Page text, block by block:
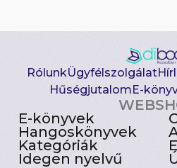
RólunkÜgyfélszolgálat
HűségjutalomE-
E-könyvek
Hangoskönyvek
Kategóriák
Idegen nyelvű